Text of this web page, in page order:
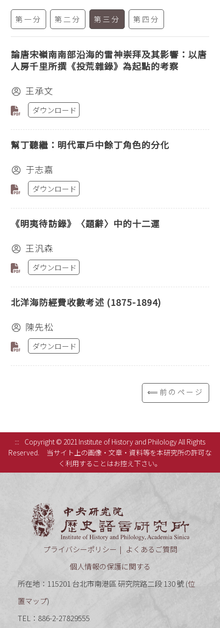
第一分 第二分 第三分 第四分
論唐宋嶺南南部沿海的雷神崇拜及其影響：以唐
人房千里所撰《投荒雜錄》為起點的考察
王承文
ダウンロード
幫丁聽繼：明代軍戶中餘丁角色的分化
于志嘉
ダウンロード
《明夷待訪錄》〈題辭〉中的十二運
王汎森
ダウンロード
北洋海防經費收數考述 (1875-1894)
陳先松
ダウンロード
⟸前のページ
:::
Copyright © 2021 Institute of History and Philology All Rights
Reserved.
当サイト上の画像・文章・資料等を本研究所の許可な
く利用することはお控え下さい。
プライバシーポリシー
よくあるご質問
個人情報の保護に関する
所在地：115201 台北市南港區 研究院路二段 130 號 (位
置マップ)
TEL：886-2-27829555